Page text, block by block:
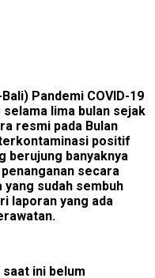
Pandemi COVID-19
lima bulan sejak
resmi pada Bulan
positif
berujung banyaknya
secara
sudah sembuh
laporan yang ada
ini belum